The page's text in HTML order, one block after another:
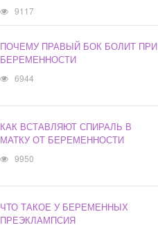
9117
ПОЧЕМУ ПРАВЫЙ БОК БОЛИТ ПРИ
БЕРЕМЕННОСТИ
6944
КАК ВСТАВЛЯЮТ СПИРАЛЬ В
МАТКУ ОТ БЕРЕМЕННОСТИ
9950
ЧТО ТАКОЕ У БЕРЕМЕННЫХ
ПРЕЭКЛАМПСИЯ